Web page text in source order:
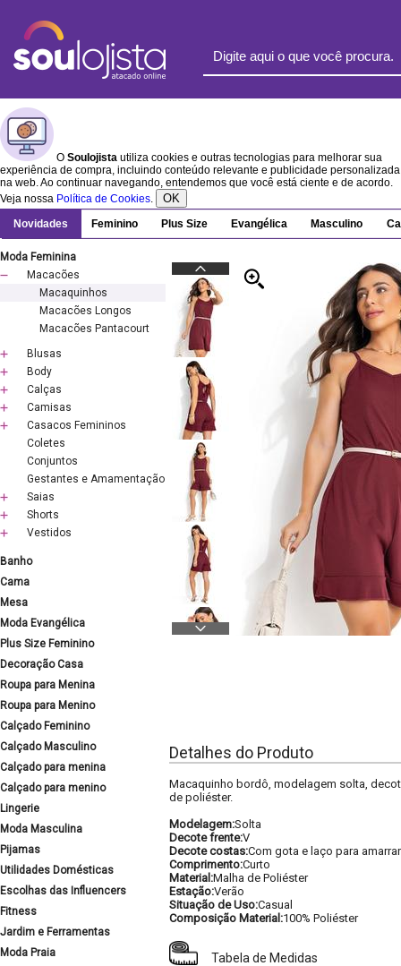
O Soulojista utiliza cookies e outras tecnologias para melhorar sua
experiência de compra, incluindo conteúdo relevante e publicidade personalizada
na web. Ao continuar navegando, entendemos que você está ciente e de acordo.
Veja nossa Política de Cookies. OK
Novidades Feminino Plus Size Evangélica Masculino
Moda Feminina
Macacões
Macaquinhos
Macacões Longos
Macacões Pantacourt
Blusas
Body
Calças
Camisas
Casacos Femininos
Coletes
Conjuntos
Gestantes e Amamentação
Saias
Shorts
Vestidos
Banho
Cama
Mesa
Moda Evangélica
Plus Size Feminino
Decoração Casa
Roupa para Menina
Roupa para Menino
Calçado Feminino
Calçado Masculino
Calçado para menina
Calçado para menino
Lingerie
Moda Masculina
Pijamas
Utilidades Domésticas
Escolhas das Influencers
Fitness
Jardim e Ferramentas
Moda Praia
Detalhes do Produto
Macaquinho bordô, modelagem solta,
de poliéster.
Modelagem:Solta
Decote frente:V
Decote costas:Com gota e laço para amarrar
Comprimento:Curto
Material:Malha de Poliéster
Estação:Verão
Situação de Uso:Casual
Composição Material:100% Poliéster
Tabela de Medidas